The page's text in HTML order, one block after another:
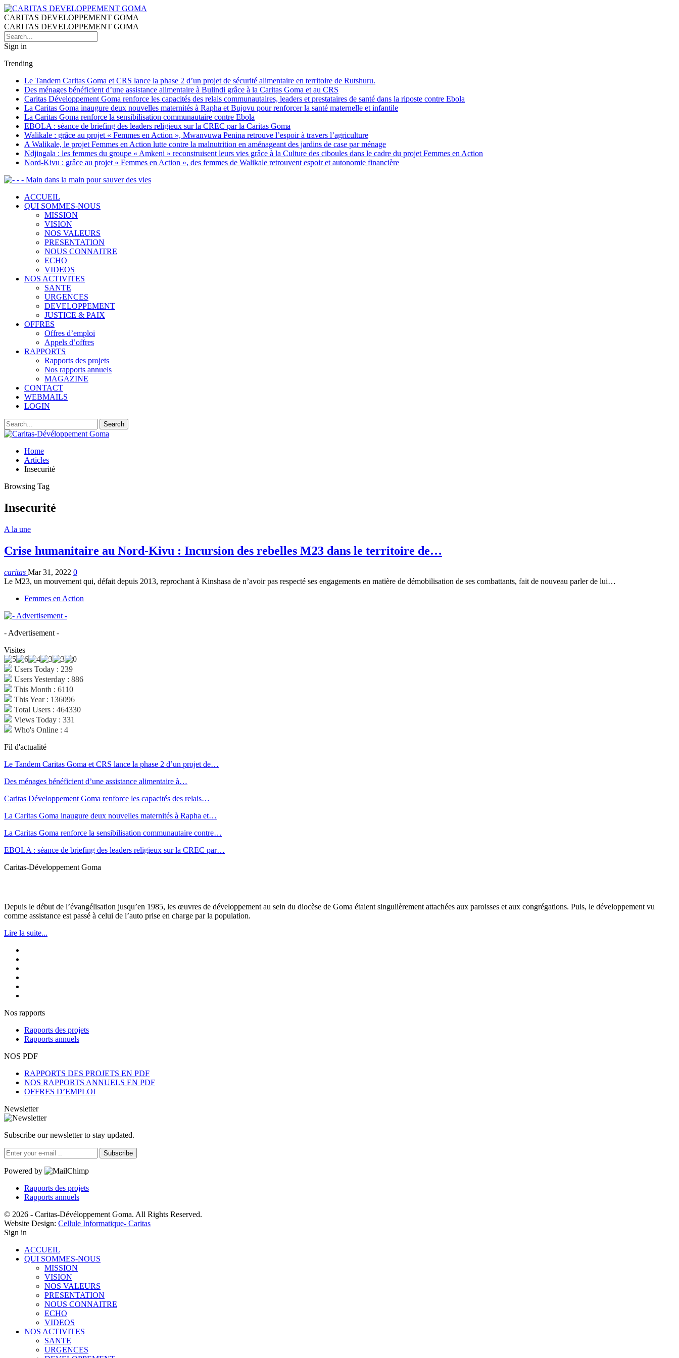
CARITAS DEVELOPPEMENT GOMA
CARITAS DEVELOPPEMENT GOMA
Sign in
Trending
Le Tandem Caritas Goma et CRS lance la phase 2 d’un projet de sécurité alimentaire en territoire de Rutshuru.
Des ménages bénéficient d’une assistance alimentaire à Bulindi grâce à la Caritas Goma et au CRS
Caritas Développement Goma renforce les capacités des relais communautaires, leaders et prestataires de santé dans la riposte contre Ebola
La Caritas Goma inaugure deux nouvelles maternités à Rapha et Bujovu pour renforcer la santé maternelle et infantile
La Caritas Goma renforce la sensibilisation communautaire contre Ebola
EBOLA : séance de briefing des leaders religieux sur la CREC par la Caritas Goma
Walikale : grâce au projet « Femmes en Action », Mwanvuwa Penina retrouve l’espoir à travers l’agriculture
A Walikale, le projet Femmes en Action lutte contre la malnutrition en aménageant des jardins de case par ménage
Ndjingala : les femmes du groupe « Amkeni » reconstruisent leurs vies grâce à la Culture des ciboules dans le cadre du projet Femmes en Action
Nord-Kivu : grâce au projet « Femmes en Action », des femmes de Walikale retrouvent espoir et autonomie financière
- - Main dans la main pour sauver des vies
ACCUEIL
QUI SOMMES-NOUS
MISSION
VISION
NOS VALEURS
PRESENTATION
NOUS CONNAITRE
ECHO
VIDEOS
NOS ACTIVITES
SANTE
URGENCES
DEVELOPPEMENT
JUSTICE & PAIX
OFFRES
Offres d’emploi
Appels d’offres
RAPPORTS
Rapports des projets
Nos rapports annuels
MAGAZINE
CONTACT
WEBMAILS
LOGIN
Home
Articles
Insecurité
Browsing Tag
Insecurité
A la une
Crise humanitaire au Nord-Kivu : Incursion des rebelles M23 dans le territoire de…
caritas Mar 31, 2022 0
Le M23, un mouvement qui, défait depuis 2013, reprochant à Kinshasa de n’avoir pas respecté ses engagements en matière de démobilisation de ses combattants, fait de nouveau parler de lui…
Femmes en Action
- Advertisement -
Visites
Users Today : 239
Users Yesterday : 886
This Month : 6110
This Year : 136096
Total Users : 464330
Views Today : 331
Who's Online : 4
Fil d'actualité
Le Tandem Caritas Goma et CRS lance la phase 2 d’un projet de…
Des ménages bénéficient d’une assistance alimentaire à…
Caritas Développement Goma renforce les capacités des relais…
La Caritas Goma inaugure deux nouvelles maternités à Rapha et…
La Caritas Goma renforce la sensibilisation communautaire contre…
EBOLA : séance de briefing des leaders religieux sur la CREC par…
Caritas-Développement Goma
Depuis le début de l’évangélisation jusqu’en 1985, les œuvres de développement au sein du diocèse de Goma étaient singulièrement attachées aux paroisses et aux congrégations. Puis, le développement vu
comme assistance est passé à celui de l’auto prise en charge par la population.
Lire la suite...
Nos rapports
Rapports des projets
Rapports annuels
NOS PDF
RAPPORTS DES PROJETS EN PDF
NOS RAPPORTS ANNUELS EN PDF
OFFRES D’EMPLOI
Newsletter
Subscribe our newsletter to stay updated.
Subscribe
Powered by
Rapports des projets
Rapports annuels
© 2026 - Caritas-Dévéloppement Goma. All Rights Reserved.
Website Design: Cellule Informatique- Caritas
Sign in
ACCUEIL
QUI SOMMES-NOUS
MISSION
VISION
NOS VALEURS
PRESENTATION
NOUS CONNAITRE
ECHO
VIDEOS
NOS ACTIVITES
SANTE
URGENCES